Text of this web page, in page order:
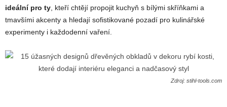
ideální pro ty , kteří chtějí propojit kuchyň s bílými skříňkami a
tmavšími akcenty a hledají sofistikované pozadí pro kulinářské
experimenty i každodenní vaření.
Zdroj: stihl-tools.com